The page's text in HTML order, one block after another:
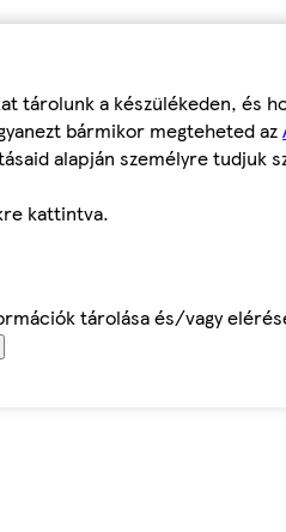
a készülékeden, és
bármikor megteheted az
alapján személyre tudjuk
kattintva.
tárolása és/vagy